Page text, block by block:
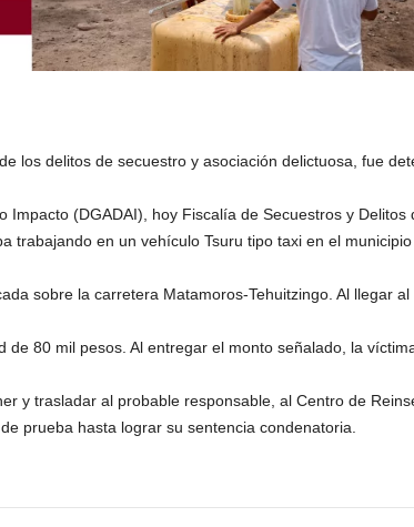
los delitos de secuestro y asociación delictuosa, fue
(DGADAI), hoy Fiscalía de Secuestros y Delitos
trabajando en un vehículo Tsuru tipo taxi en el
sobre la carretera Matamoros-Tehuitzingo. Al llegar al
80 mil pesos. Al entregar el monto señalado, la
y trasladar al probable responsable, al Centro de
prueba hasta lograr su sentencia condenatoria.